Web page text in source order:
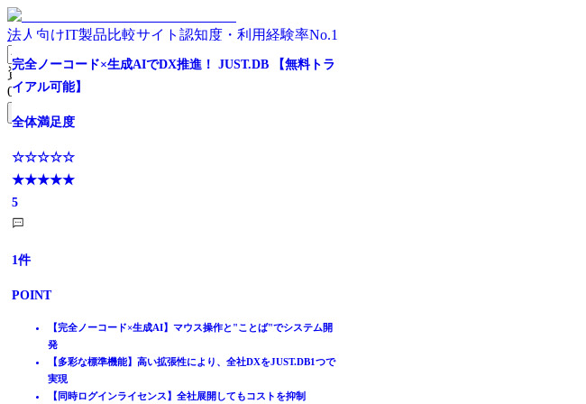
法人向けIT製品比較サイト 認知度・利用経験率No.1
資料請求リスト
0件
無料資料請求フォームへ
製品を探す
ランキングから探す
動画で学ぶ
IT製品比較TOP
顧客管理
CRM（顧客管理システム）
NEWPRM
【利用企業1万社】名刺起点のシンプルな顧客管理を実現
★★★★★
4.2
SFAやMAなど、多種多様な外部サービスと連携できる拡張性の高
さ
数名規模の中小企業から大手企業まで幅広く1万社の利用実績
日本/世界でトップシェア！全世界導入数15万社を突
破！！
全体満足度
☆☆☆☆☆
★★★★★
3.9
1963
POINT
15万社の圧倒的な導入実績とノウハウ
導入企業は、売上30%アップを実現！
世界でも日本でもトップシェアのCRM/SFA
“正確な名刺情報”を活用した顧客管理。営業名刺管理サー
ビス
全体満足度
☆☆☆☆☆
★★★★★
4.3
1021
POINT
顧客情報の手入力不要。名刺のスキャンで簡単・正確にデータ化
新しい名刺がスキャンされるだけで、情報を自動で更新
効率的・効果的なメール配信もSKYPCEで支援
【勝負は顧客接点】6,000社採用のCRMツール
★★★★★
3.6
6,000社超、185業種以上で採用されているCRM/SFA
確かな効果。売上192%、営業会議時間1/6を実現するCRM/SFAツ
ール
成長企業に最適・オールインワンCRM
★★★★★
3.8
統合された顧客データでビジネスの成長を実現
少数精鋭の成長企業が求める今すぐ役立つ機能
全体満足度
★★★★★
9
低価格＆高機能 業務改善クラウドサービス
★★★★★
5
外部システムと連携できる各種インターフェイスを用意
ノンプログラミングで利用でき独自システムの構築も可能
完全ノーコード×生成AIでDX推進！ JUST.DB 【無料トラ
イアル可能】
全体満足度
☆☆☆☆☆
★★★★★
5
1件
POINT
【完全ノーコード×生成AI】マウス操作と"ことば"でシステム開
発
【多彩な標準機能】高い拡張性により、全社DXをJUST.DB1つで
実現
【同時ログインライセンス】全社展開してもコストを抑制